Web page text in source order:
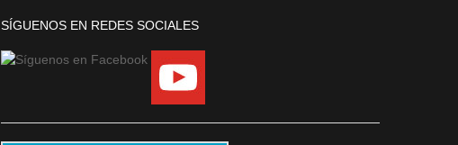
SÍGUENOS EN REDES SOCIALES